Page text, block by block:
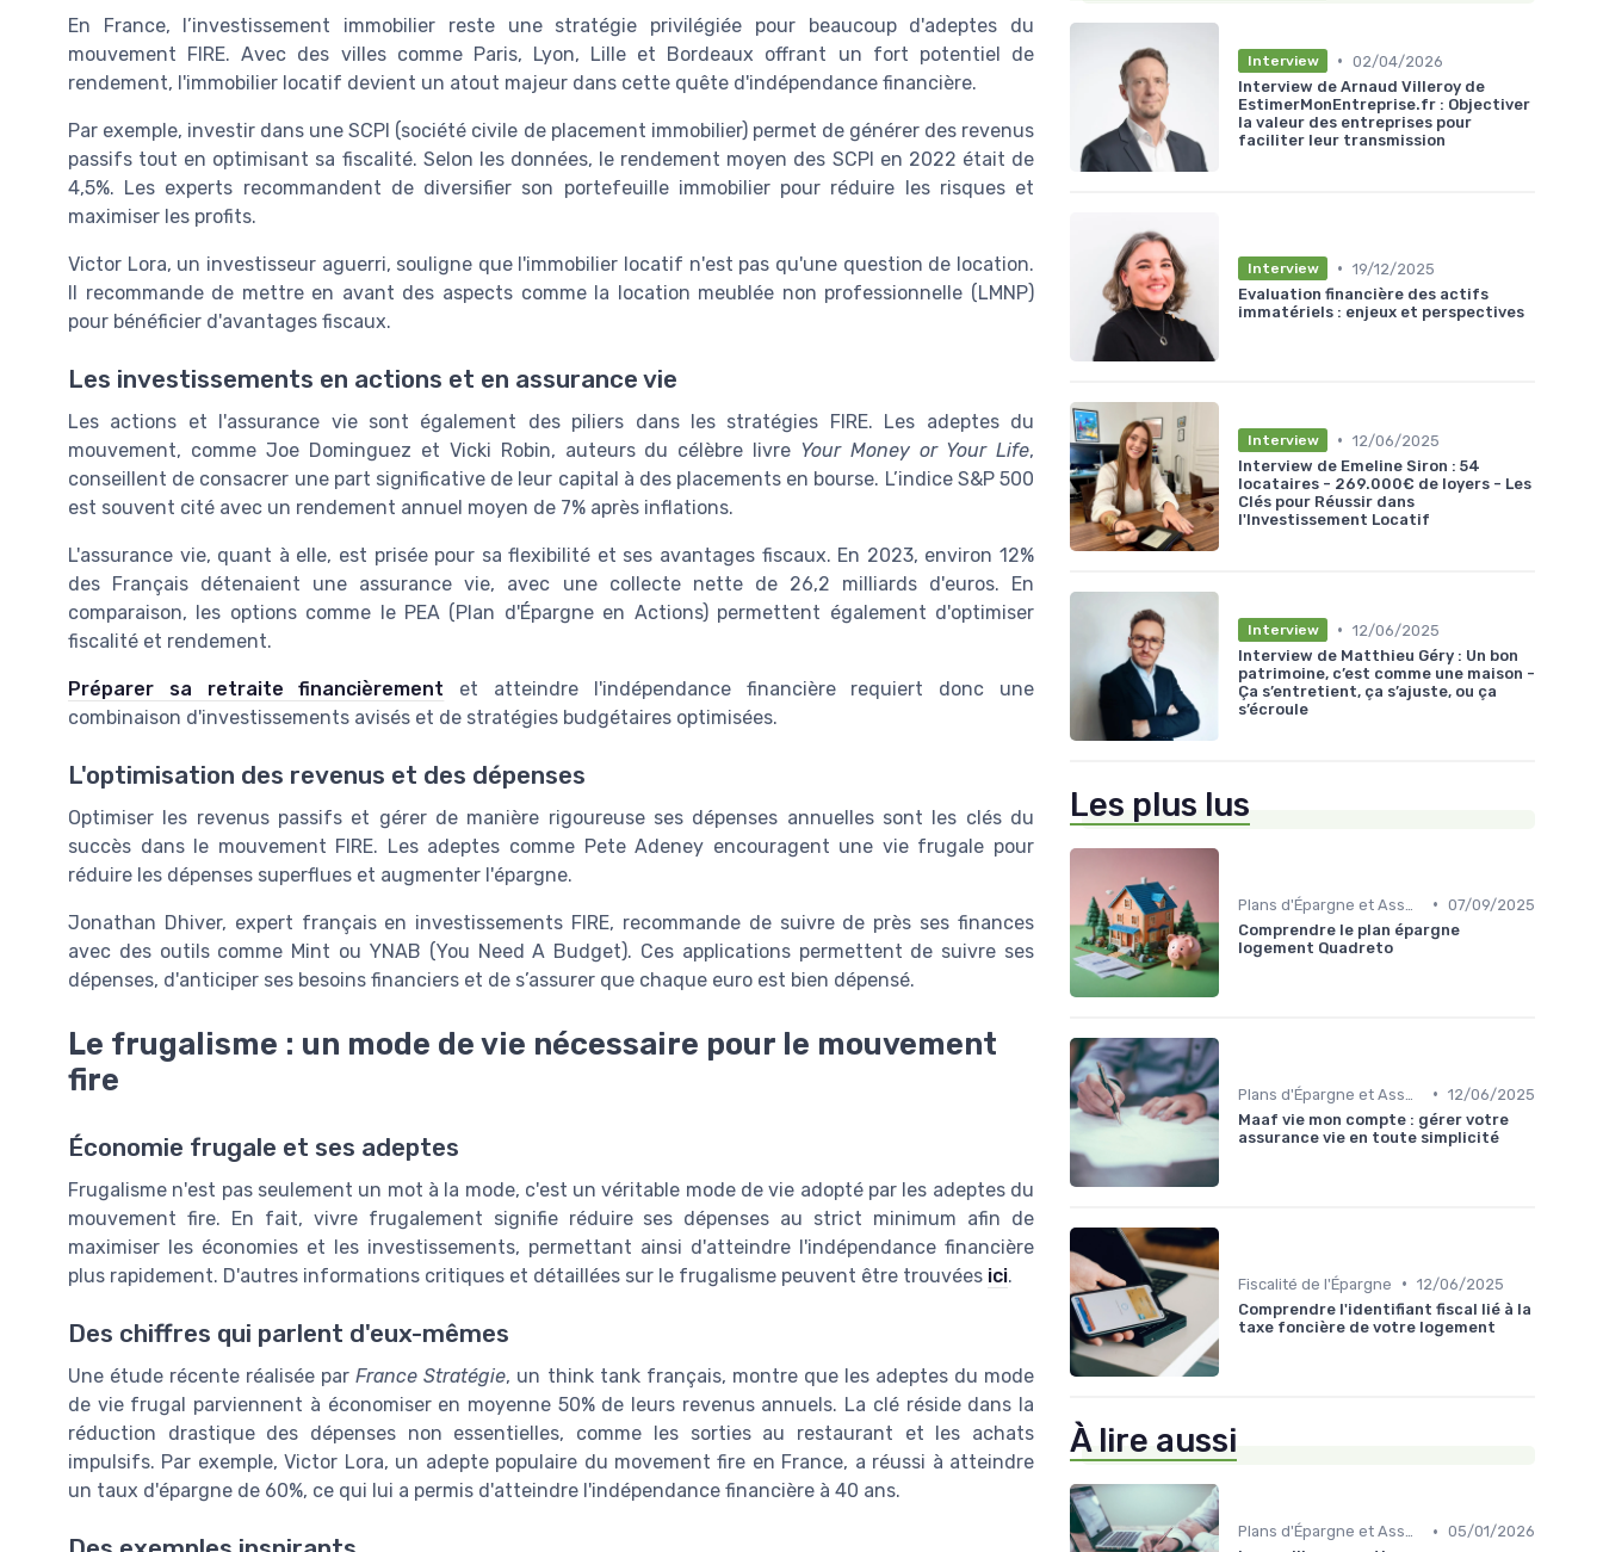
En France, l’investissement immobilier reste une stratégie privilégiée pour beaucoup d'adeptes du
mouvement FIRE. Avec des villes comme Paris, Lyon, Lille et Bordeaux offrant un fort potentiel de
rendement, l'immobilier locatif devient un atout majeur dans cette quête d'indépendance financière.
Par exemple, investir dans une SCPI (société civile de placement immobilier) permet de générer des revenus
passifs tout en optimisant sa fiscalité. Selon les données, le rendement moyen des SCPI en 2022 était de
4,5%. Les experts recommandent de diversifier son portefeuille immobilier pour réduire les risques et
maximiser les profits.
Victor Lora, un investisseur aguerri, souligne que l'immobilier locatif n'est pas qu'une question de location.
Il recommande de mettre en avant des aspects comme la location meublée non professionnelle (LMNP)
pour bénéficier d'avantages fiscaux.
Les investissements en actions et en assurance vie
Les actions et l'assurance vie sont également des piliers dans les stratégies FIRE. Les adeptes du
mouvement, comme Joe Dominguez et Vicki Robin, auteurs du célèbre livre Your Money or Your Life,
conseillent de consacrer une part significative de leur capital à des placements en bourse. L’indice S&P 500
est souvent cité avec un rendement annuel moyen de 7% après inflations.
L'assurance vie, quant à elle, est prisée pour sa flexibilité et ses avantages fiscaux. En 2023, environ 12%
des Français détenaient une assurance vie, avec une collecte nette de 26,2 milliards d'euros. En
comparaison, les options comme le PEA (Plan d'Épargne en Actions) permettent également d'optimiser
fiscalité et rendement.
Préparer sa retraite financièrement et atteindre l'indépendance financière requiert donc une
combinaison d'investissements avisés et de stratégies budgétaires optimisées.
L'optimisation des revenus et des dépenses
Optimiser les revenus passifs et gérer de manière rigoureuse ses dépenses annuelles sont les clés du
succès dans le mouvement FIRE. Les adeptes comme Pete Adeney encouragent une vie frugale pour
réduire les dépenses superflues et augmenter l'épargne.
Jonathan Dhiver, expert français en investissements FIRE, recommande de suivre de près ses finances
avec des outils comme Mint ou YNAB (You Need A Budget). Ces applications permettent de suivre ses
dépenses, d'anticiper ses besoins financiers et de s’assurer que chaque euro est bien dépensé.
Le frugalisme : un mode de vie nécessaire pour le mouvement
fire
Économie frugale et ses adeptes
Frugalisme n'est pas seulement un mot à la mode, c'est un véritable mode de vie adopté par les adeptes du
mouvement fire. En fait, vivre frugalement signifie réduire ses dépenses au strict minimum afin de
maximiser les économies et les investissements, permettant ainsi d'atteindre l'indépendance financière
plus rapidement. D'autres informations critiques et détaillées sur le frugalisme peuvent être trouvées ici.
Des chiffres qui parlent d'eux-mêmes
Une étude récente réalisée parFrance Stratégie, un think tank français, montre que les adeptes du mode
de vie frugal parviennent à économiser en moyenne 50% de leurs revenus annuels. La clé réside dans la
réduction drastique des dépenses non essentielles, comme les sorties au restaurant et les achats
impulsifs. Par exemple, Victor Lora, un adepte populaire du movement fire en France, a réussi à atteindre
un taux d'épargne de 60%, ce qui lui a permis d'atteindre l'indépendance financière à 40 ans.
Interview • 02/04/2026
Interview de Arnaud Villeroy de
EstimerMonEntreprise.fr : Objectiver
la valeur des entreprises pour
faciliter leur transmission
Interview • 19/12/2025
Evaluation financière des actifs
immatériels : enjeux et perspectives
Interview • 12/06/2025
Interview de Emeline Siron : 54
locataires - 269.000€ de loyers - Les
Clés pour Réussir dans
l'Investissement Locatif
Interview • 12/06/2025
Interview de Matthieu Géry : Un bon
patrimoine, c’est comme une maison -
Ça s’entretient, ça s’ajuste, ou ça
s’écroule
Les plus lus
• 07/09/2025
Comprendre le plan épargne
logement Quadreto
• 12/06/2025
Maaf vie mon compte : gérer votre
assurance vie en toute simplicité
Fiscalité de l'Épargne • 12/06/2025
Comprendre l'identifiant fiscal lié à la
taxe foncière de votre logement
À lire aussi
Plans d'Épargne et Assurance Vie • 05/01/2026